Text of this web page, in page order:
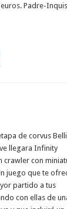
Padre-
de corvus
llegara Infinity
crawler con
juego que te
partido a tus
con ellas de